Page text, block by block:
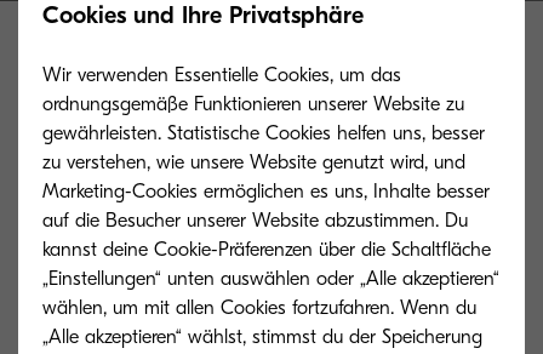
Verwandte Produkte
Cookies und Ihre Privatsphäre
Wir verwenden Essentielle Cookies, um das
ordnungsgemäße Funktionieren unserer Website zu
gewährleisten. Statistische Cookies helfen uns, besser
zu verstehen, wie unsere Website genutzt wird, und
Marketing-Cookies ermöglichen es uns, Inhalte besser
auf die Besucher unserer Website abzustimmen. Du
kannst deine Cookie-Präferenzen über die Schaltfläche
„Einstellungen“ unten auswählen oder „Alle akzeptieren“
wählen, um mit allen Cookies fortzufahren. Wenn du
„Alle akzeptieren“ wählst, stimmst du der Speicherung